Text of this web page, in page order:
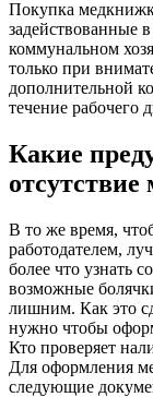
Покупка
задействованные
коммунальном
только при
дополнительной
течение рабочего
Какие
В то же время,
работодателем,
более что узнать
возможные
лишним. Как это
нужно чтобы
Кто проверяет
Для оформления
следующие